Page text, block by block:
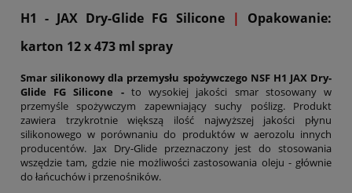
H1 - JAX Dry-Glide FG Silicone |
Opakowanie:
karton 12 x 473 ml spray
Smar silikonowy dla przemysłu spożywczego NSF H1 JAX Dry-
Glide FG Silicone - to wysokiej jakości smar stosowany w
przemyśle spożywczym zapewniający suchy poślizg. Produkt
zawiera trzykrotnie większą ilość najwyższej jakości płynu
silikonowego w porównaniu do produktów w aerozolu innych
producentów. Jax Dry-Glide przeznaczony jest do stosowania
wszędzie tam, gdzie nie możliwości zastosowania oleju - głównie
do łańcuchów i przenośników.